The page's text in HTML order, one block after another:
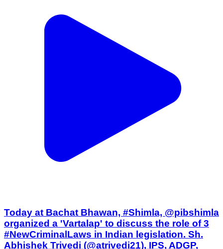
Today at Bachat Bhawan, #Shimla, @pibshimla
organized a 'Vartalap' to discuss the role of 3
#NewCriminalLaws in Indian legislation. Sh.
Abhishek Trivedi (@atrivedi21), IPS, ADGP,